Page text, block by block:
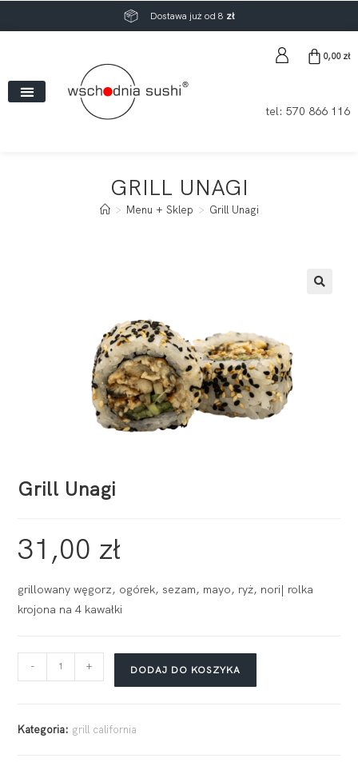
Dostawa już od 8 zł
0,00 zł
tel: 570 866 116
GRILL UNAGI
> Menu + Sklep > Grill Unagi
Grill Unagi
31,00 zł
grillowany węgorz, ogórek, sezam, mayo, ryż, nori| rolka
krojona na 4 kawałki
- + DODAJ DO KOSZYKA
Kategoria: grill california